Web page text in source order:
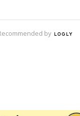
持っていてもアリな
by